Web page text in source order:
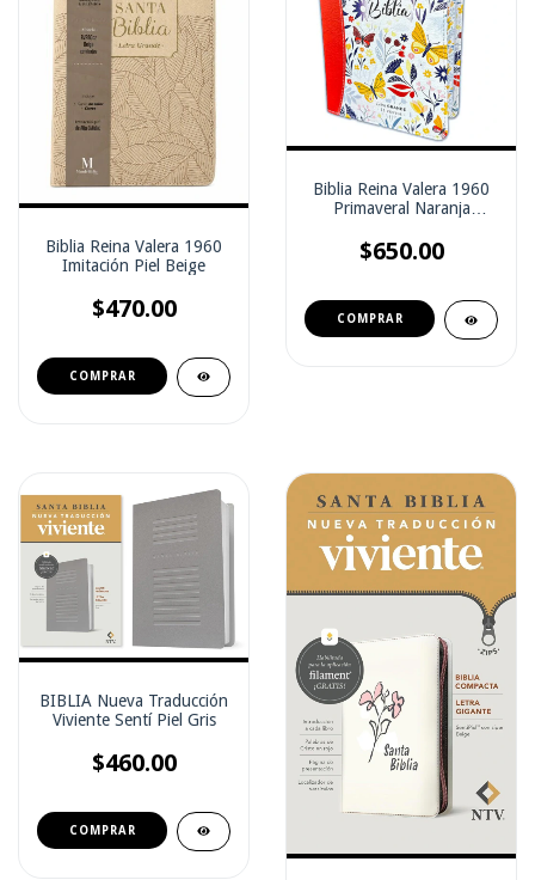
Biblia Reina Valera 1960
Imitación Piel Beige
$470.00
Biblia Reina Valera 1960
Primaveral Naranja
$650.00
BIBLIA Nueva Traducción
Viviente Sentí Piel Gris
$460.00